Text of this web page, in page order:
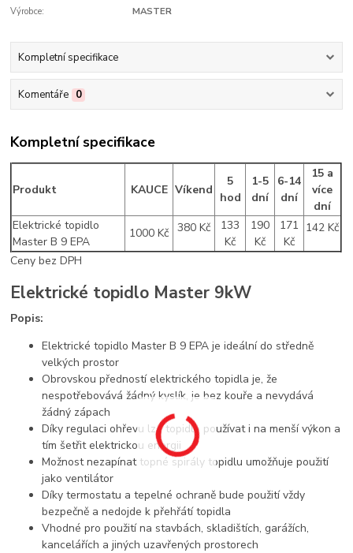
Výrobce: MASTER
Kompletní specifikace
Komentáře 0
Kompletní specifikace
Produkt KAUCE Víkend
5
hod
1-5
dní
6-14
dní
15 a
více
dní
Elektrické topidlo
Master B 9 EPA
1000 Kč 380 Kč
133
Kč
190
Kč
171
Kč
142 Kč
Ceny bez DPH
Elektrické topidlo Master 9kW
Popis:
Elektrické topidlo Master B 9 EPA je ideální do středně
velkých prostor
Obrovskou předností elektrického topidla je, že
nespotřebovává žádný kyslík, je bez kouře a nevydává
žádný zápach
Díky regulaci ohřevu lze topidlo používat i na menší výkon a
tím šetřit elektrickou energii
Možnost nezapínat topné spirály topidlu umožňuje použití
jako ventilátor
Díky termostatu a tepelné ochraně bude použití vždy
bezpečně a nedojde k přehřátí topidla
Vhodné pro použití na stavbách, skladištích, garážích,
kancelářích a jiných uzavřených prostorech